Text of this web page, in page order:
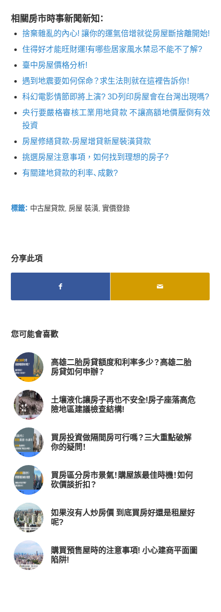
相關房市時事新聞新知：
捨棄雜亂的內心! 讓你的運氣倍增就從房屋斷捨離開始!
住得好才能旺財運!有哪些居家風水禁忌不能不了解?
臺中房屋價格分析!
遇到地震要如何保命？求生法則就在這裡告訴你！
科幻電影情節即將上演? 3D列印房屋會在台灣出現嗎?
央行要嚴格審核工業用地貸款 不讓高額地價壓倒有效
投資
房屋修繕貸款-房屋增貸新屋裝潢貸款
挑選房屋注意事項，如何找到理想的房子?
有關建地貸款的利率、成數?
標籤： 中古屋貸款 房屋 裝潢 ,實價登錄
分享此項
您可能會喜歡
高雄二胎房貸額度和利率多少？高雄二胎
房貸如何申辦？
土壤液化讓房子再也不安全!房子座落高危
險地區建議檢查結構!
買房投資做隔間房可行嗎？三大重點破解
你的疑問！
買房區分房市景氣！購屋族最佳時機！如何
砍價談折扣？
如果沒有人炒房價 到底買房好還是租屋好
呢?
購買預售屋時的注意事項! 小心建商平面圖
陷阱!